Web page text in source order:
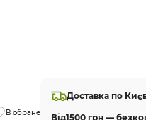
В обране
Доставка по
Від1500 грн —